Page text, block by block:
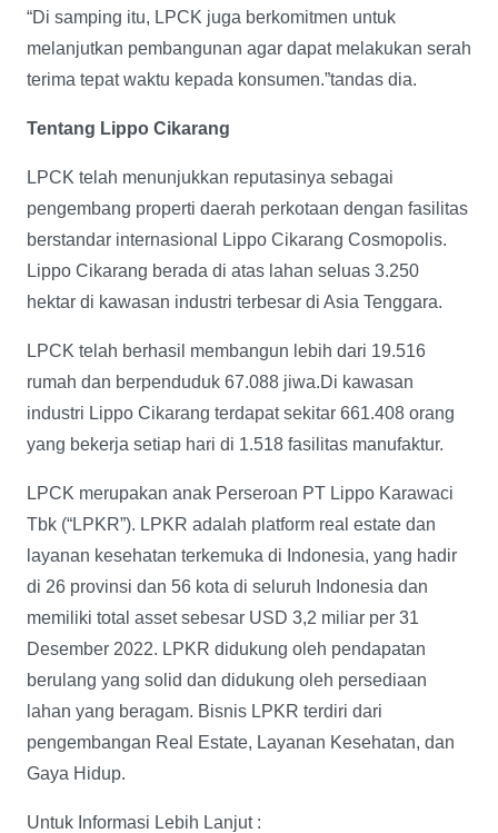
“Di samping itu, LPCK juga berkomitmen untuk
melanjutkan pembangunan agar dapat melakukan serah
terima tepat waktu kepada konsumen.”tandas dia.
Tentang Lippo Cikarang
LPCK telah menunjukkan reputasinya sebagai
pengembang properti daerah perkotaan dengan fasilitas
berstandar internasional Lippo Cikarang Cosmopolis.
Lippo Cikarang berada di atas lahan seluas 3.250
hektar di kawasan industri terbesar di Asia Tenggara.
LPCK telah berhasil membangun lebih dari 19.516
rumah dan berpenduduk 67.088 jiwa.Di kawasan
industri Lippo Cikarang terdapat sekitar 661.408 orang
yang bekerja setiap hari di 1.518 fasilitas manufaktur.
LPCK merupakan anak Perseroan PT Lippo Karawaci
Tbk (“LPKR”). LPKR adalah platform real estate dan
layanan kesehatan terkemuka di Indonesia, yang hadir
di 26 provinsi dan 56 kota di seluruh Indonesia dan
memiliki total asset sebesar USD 3,2 miliar per 31
Desember 2022. LPKR didukung oleh pendapatan
berulang yang solid dan didukung oleh persediaan
lahan yang beragam. Bisnis LPKR terdiri dari
pengembangan Real Estate, Layanan Kesehatan, dan
Gaya Hidup.
Untuk Informasi Lebih Lanjut :